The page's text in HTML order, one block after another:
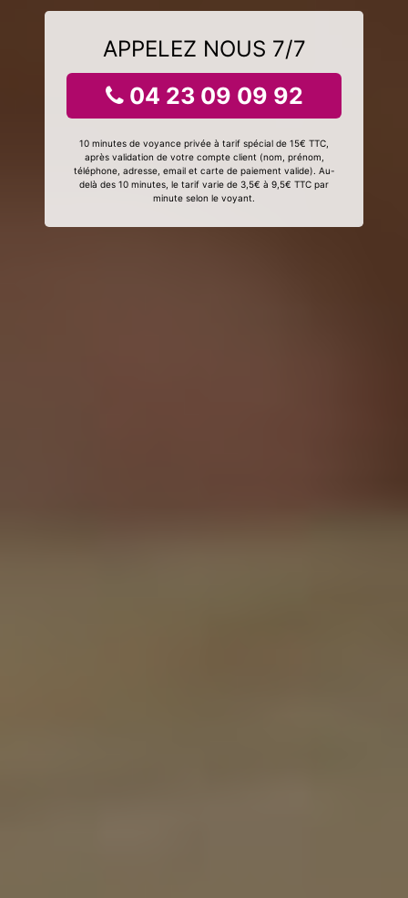
APPELEZ NOUS 7/7
04 23 09 09 92
10 minutes de voyance privée à tarif spécial de 15€ TTC,
après validation de votre compte client (nom, prénom,
téléphone, adresse, email et carte de paiement valide). Au-
delà des 10 minutes, le tarif varie de 3,5€ à 9,5€ TTC par
minute selon le voyant.